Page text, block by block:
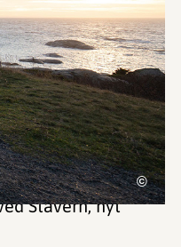
©
Stavern, nyt